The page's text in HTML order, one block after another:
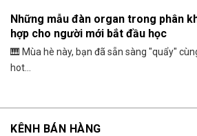
Những mẫu đàn organ trong phân
hợp cho người mới bắt đầu học
🎹 Mùa hè này, bạn đã sẵn sàng "quẩy"
hot...
KÊNH BÁN HÀNG